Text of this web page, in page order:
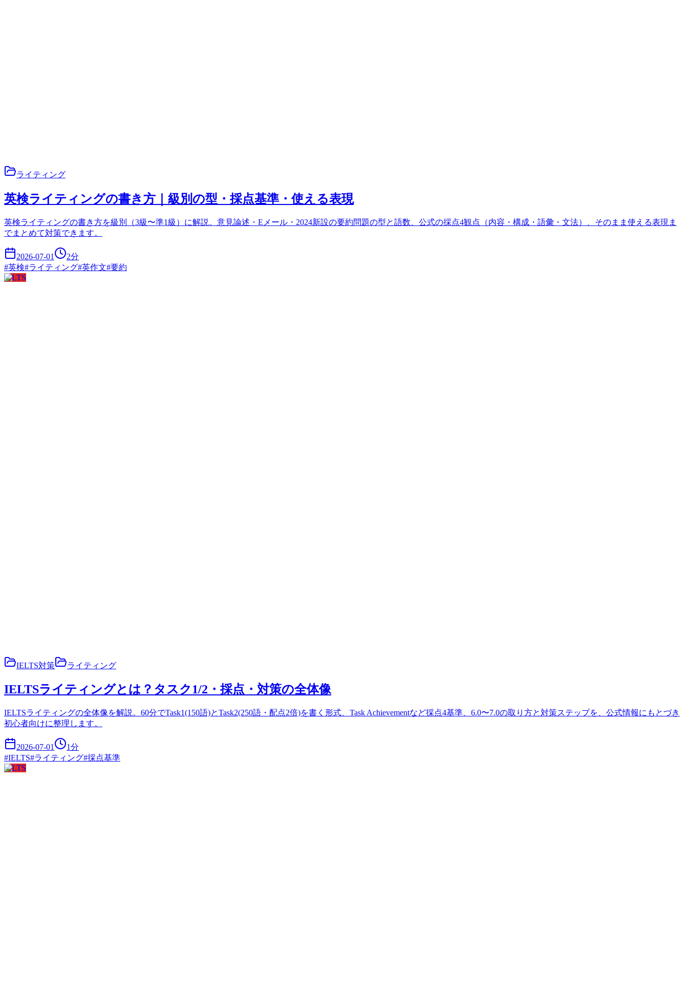
ライティング
英検ライティングの書き方｜級別の型・採点基準・使える表現
英検ライティングの書き方を級別（3級〜準1級）に解説。意見論述・Eメール・2024新設の要約問題の型と語数、公式の採点4観点（内容・構成・語彙・文法）、そのまま使える表現ま
でまとめて対策できます。
2026-07-01 2分
#英検#ライティング#英作文#要約
IELTS
IELTS対策 ライティング
IELTSライティングとは？タスク1/2・採点・対策の全体像
IELTSライティングの全体像を解説。60分でTask1(150語)とTask2(250語・配点2倍)を書く形式、Task Achievementなど採点4基準、6.0〜7.0の取り方と対策ステップを、公式情報にもとづき
初心者向けに整理します。
2026-07-01 1分
#IELTS#ライティング#採点基準
IELTS